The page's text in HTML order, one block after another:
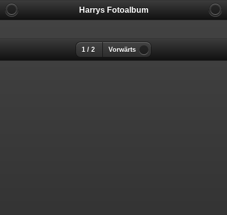
Harrys Fotoalbum
1 / 2 Vorwärts